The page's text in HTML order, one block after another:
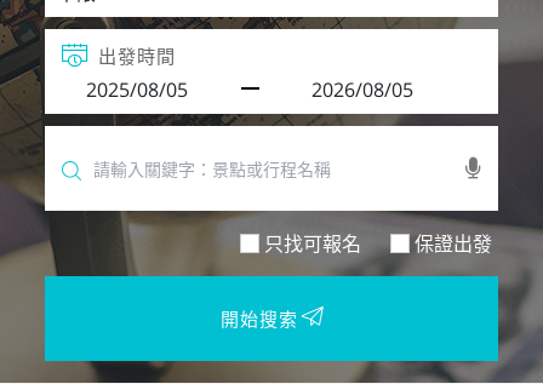
出發時間
只找可報名 保證出發
開始搜索